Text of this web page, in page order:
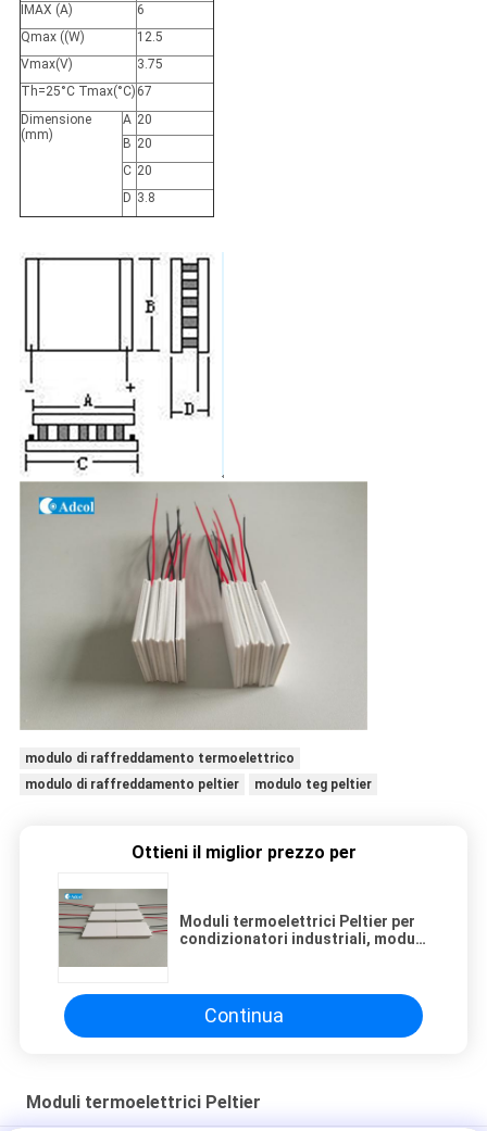
IMAX (A)
6
Qmax ((W)
12.5
Vmax(V)
3.75
Th=25°C Tmax(°C) 67
Dimensione
(mm)
A 20
B 20
C 20
D 3.8
modulo di raffreddamento termoelettrico
modulo di raffreddamento peltier
modulo teg peltier
Ottieni il miglior prezzo per
Moduli termoelettrici Peltier per
condizionatori industriali, modulo
Continua
Moduli termoelettrici Peltier